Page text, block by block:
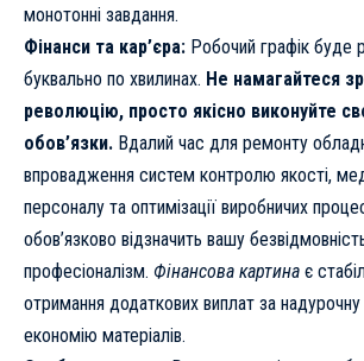
монотонні завдання.
Фінанси та кар’єра: Робочий графік буде
буквально по хвилинах. Не намагайтеся
революцію, просто якісно виконуйте
обов’язки. Вдалий час для ремонту
впровадження систем контролю якості,
персоналу та оптимізації виробничих
обов’язково відзначить вашу
професіоналізм. Фінансова картина є
отримання додаткових виплат за
економію матеріалів.